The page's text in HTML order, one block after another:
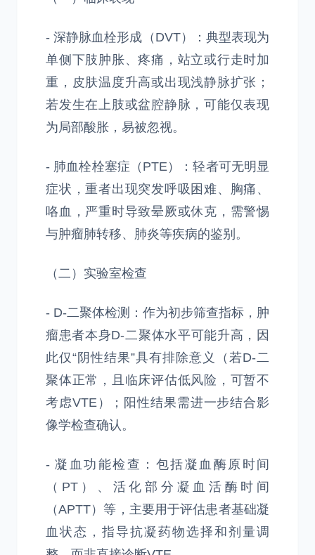
- 深静脉血栓形成（DVT）：典型表现为
单侧下肢肿胀、疼痛，站立或行走时加
重，皮肤温度升高或出现浅静脉扩张；
若发生在上肢或盆腔静脉，可能仅表现
为局部酸胀，易被忽视。
- 肺血栓栓塞症（PTE）：轻者可无明显
症状，重者出现突发呼吸困难、胸痛、
咯血，严重时导致晕厥或休克，需警惕
与肿瘤肺转移、肺炎等疾病的鉴别。
（二）实验室检查
- D-二聚体检测：作为初步筛查指标，肿
瘤患者本身D-二聚体水平可能升高，因
此仅“阴性结果”具有排除意义（若D-二
聚体正常，且临床评估低风险，可暂不
考虑VTE）；阳性结果需进一步结合影
像学检查确认。
- 凝血功能检查：包括凝血酶原时间
（PT）、活化部分凝血活酶时间
（APTT）等，主要用于评估患者基础凝
血状态，指导抗凝药物选择和剂量调